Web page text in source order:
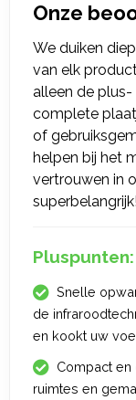
Onze
We duiken
van elk
alleen de plus-
complete
of
helpen bij het
vertrouwen in
superbelangrijk!
Pluspunten:
Snelle
de
en kookt uw
Compact
ruimtes en